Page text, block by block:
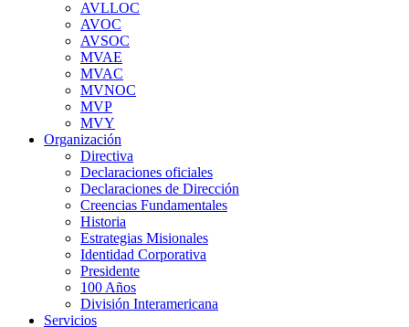
AVLLOC
AVOC
AVSOC
MVAE
MVAC
MVNOC
MVP
MVY
Organización
Directiva
Declaraciones oficiales
Declaraciones de Dirección
Creencias Fundamentales
Historia
Estrategias Misionales
Identidad Corporativa
Presidente
100 Años
División Interamericana
Servicios